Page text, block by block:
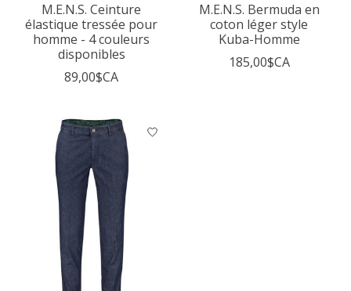
M.E.N.S. Ceinture
élastique tressée pour
homme - 4 couleurs
disponibles
89,00$CA
M.E.N.S. Bermuda en
coton léger style
Kuba-Homme
185,00$CA